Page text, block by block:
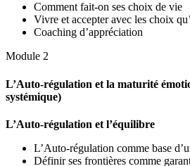
Comment fait-on ses choix de vie
Vivre et accepter avec les choix
Coaching d’appréciation
Module 2
L’Auto-régulation et la maturité
systémique)
L’Auto-régulation et l’équilibre
L’Auto-régulation comme base
Définir ses frontières comme